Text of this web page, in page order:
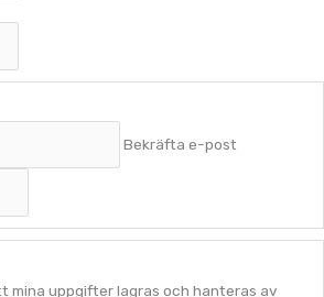
Bekräfta e-post
mina uppgifter lagras och hanteras av